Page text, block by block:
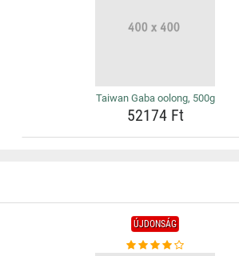
Taiwan Gaba oolong, 500g
52174 Ft
ÚJDONSÁG